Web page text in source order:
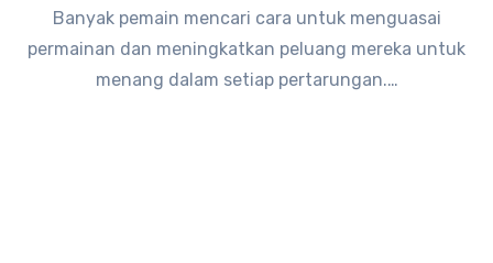
Banyak pemain mencari cara untuk menguasai
permainan dan meningkatkan peluang mereka untuk
menang dalam setiap pertarungan.…